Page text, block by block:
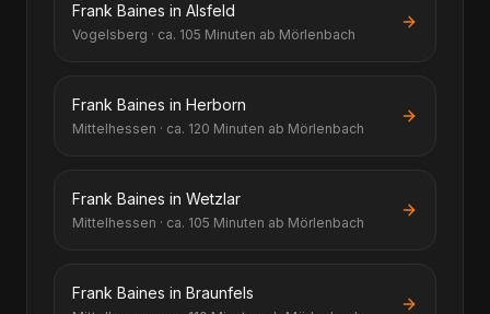
Frank Baines in Alsfeld
Vogelsberg · ca. 105 Minuten ab Mörlenbach
Frank Baines in Herborn
Mittelhessen · ca. 120 Minuten ab Mörlenbach
Frank Baines in Wetzlar
Mittelhessen · ca. 105 Minuten ab Mörlenbach
Frank Baines in Braunfels